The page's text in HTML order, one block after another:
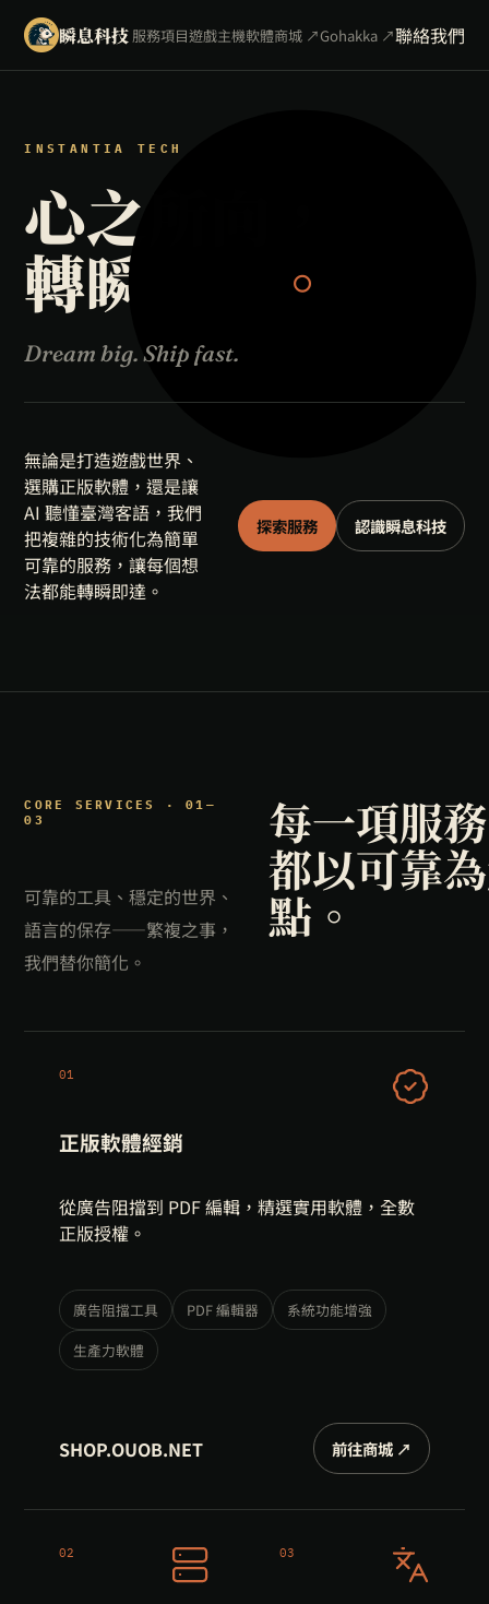
瞬息科技 服務項目遊戲主機軟體商城 ↗Gohakka ↗聯絡我們
INSTANTIA TECH
心之所向，轉瞬
心之所向，
轉瞬即達 。
Dream big. Ship fast.
無論是打造遊戲世界、
選購正版軟體，還是讓
AI 聽懂臺灣客語，我們
把複雜的技術化為簡單
可靠的服務，讓每個想
法都能轉瞬即達。
探索服務 認識瞬息科技
CORE SERVICES · 01—
03
每一項服
都以可靠
點。
可靠的工具、穩定的世界、
語言的保存——繁複之事，
我們替你簡化。
01
正版軟體經銷
從廣告阻擋到 PDF 編輯，精選實用軟體，全數
正版授權。
廣告阻擋工具 PDF 編輯器
系統功能增強
生產力軟體
SHOP.OUOB.NET 前往商城 ↗
02 03